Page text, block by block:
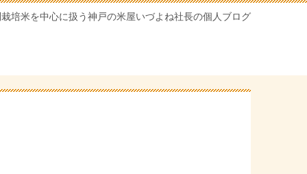
培米を中心に扱う神戸の米屋いづよね社長の個人ブログ